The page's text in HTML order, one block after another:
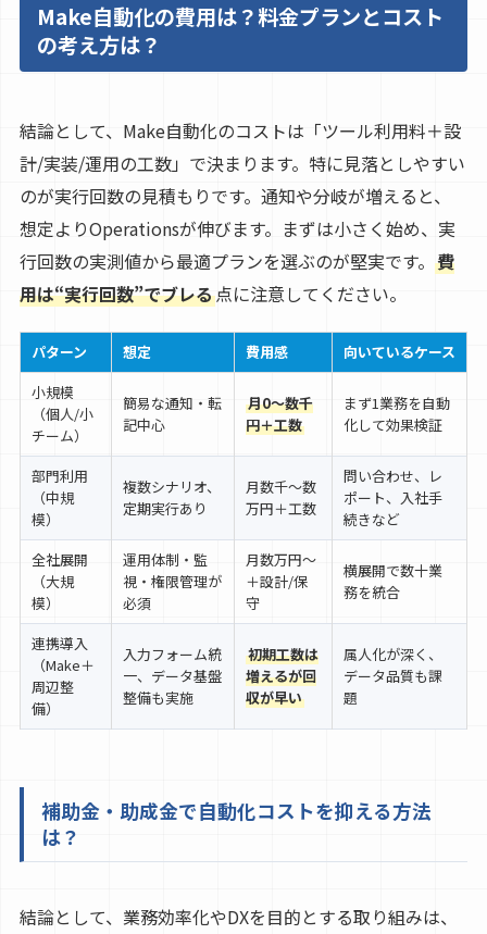
Make自動化の費用は？料金プランとコスト
の考え方は？
結論として、Make自動化のコストは「ツール利用料＋設
計/実装/運用の工数」で決まります。特に見落としやすい
のが実行回数の見積もりです。通知や分岐が増えると、
想定よりOperationsが伸びます。まずは小さく始め、実
行回数の実測値から最適プランを選ぶのが堅実です。 費
用は“実行回数”でブレる点に注意してください。
パターン 想定 費用感
向いているケース
小規模
（個人/小
チーム）
簡易な通知・転
記中心
月0〜数千
円＋工数
まず1業務を自動
化して効果検証
部門利用
（中規
模）
複数シナリオ、
定期実行あり
月数千〜数
万円＋工数
問い合わせ、レ
ポート、入社手
続きなど
全社展開
（大規
模）
運用体制・監
視・権限管理が
必須
月数万円〜
＋設計/保
守
横展開で数十業
務を統合
連携導入
（Make＋
周辺整
備）
入力フォーム統
一、データ基盤
整備も実施
初期工数は
増えるが回
収が早い
属人化が深く、
データ品質も課
題
補助金・助成金で自動化コストを抑える方法
は？
結論として、業務効率化やDXを目的とする取り組みは、